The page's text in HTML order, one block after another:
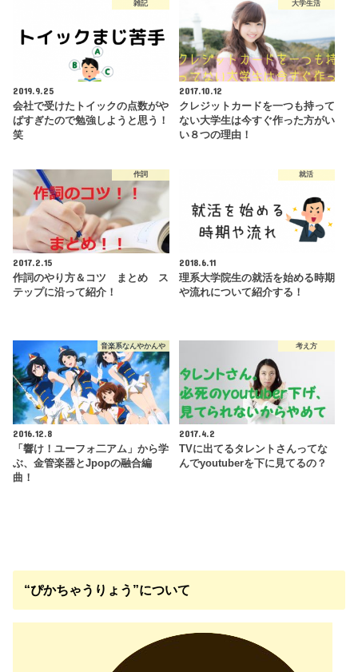
雑記
2019.9.25
会社で受けたトイックの点数がや
ばすぎたので勉強しようと思う！
笑
大学生活
2017.10.12
クレジットカードを一つも持って
ない大学生は今すぐ作った方がい
い８つの理由！
作詞
2017.2.15
作詞のやり方＆コツ まとめ ス
テップに沿って紹介！
就活
2018.6.11
理系大学院生の就活を始める時期
や流れについて紹介する！
音楽系なんやかんや
2016.12.8
「響け！ユーフォ二アム」から学
ぶ、金管楽器とJpopの融合編
曲！
考え方
2017.4.2
TVに出てるタレントさんってな
んでyoutuberを下に見てるの？
“ぴかちゃうりょう”について